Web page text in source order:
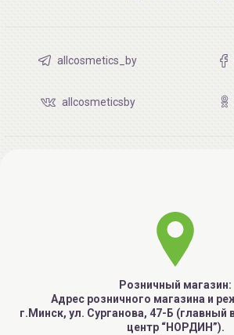
allcosmetics_by
allcosmeticsby
Розничный магазин:
Адрес розничного магазина и
г.Минск, ул. Сурганова, 47-Б (главный
центр “НОРДИН”).